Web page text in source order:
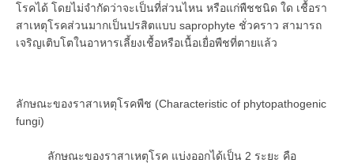
โรคได้ โดยไม่จำกัดว่าจะเป็นที่ส่วนไหน หรือแก่พืชชนิด ใด เชื้อรา
สาเหตุโรคส่วนมากเป็นปรสิตแบบ saprophyte ชั่วคราว สามารถ
เจริญเติบโตในอาหารเลี้ยงเชื้อหรือเนื้อเยื่อพืชที่ตายแล้ว
ลักษณะของราสาเหตุโรคพืช (Characteristic of phytopathogenic
fungi)
ลักษณะของราสาเหตุโรค แบ่งออกได้เป็น 2 ระยะ คือ